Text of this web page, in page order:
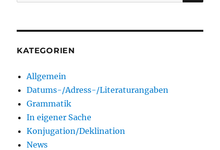
KATEGORIEN
Allgemein
Datums-/Adress-/Literaturangaben
Grammatik
In eigener Sache
Konjugation/Deklination
News